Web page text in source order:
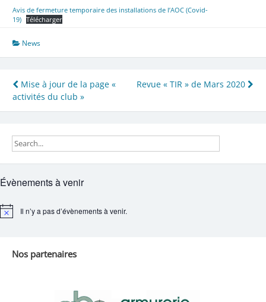
Avis de fermeture temporaire des installations de l’AOC (Covid-
19) Télécharger
News
Navigation
de
Mise à jour de la page «
activités du club »
Revue « TIR » de Mars 2020
Évènements à venir
Notice Il n’y a pas d’évènements à venir.
Nos partenaires